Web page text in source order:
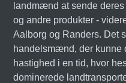
landmænd at sende
og andre produkter -
Aalborg og Randers. Det
handelsmænd, der kunne
hastighed i en tid, hvor
dominerede